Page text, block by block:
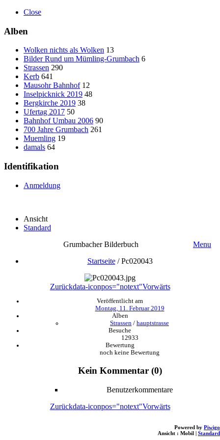
Close
Alben
Wolken nichts als Wolken 13
Bilder Rund um Mümling-Grumbach 6
Strassen 290
Kerb 641
Mausohr Bahnhof 12
Inselpicknick 2019 48
Bergkirche 2019 38
Ufertag 2017 50
Bahnhof Umbau 2006 90
700 Jahre Grumbach 261
Muemling 19
damals 64
Identifikation
Anmeldung
Ansicht
Standard
Grumbacher Bilderbuch
Menu
Startseite/Pc020043
Zurückdata-iconpos="notext"Vorwärts
Veröffentlicht am
Montag, 11. Februar 2019
Alben
Strassen / hauptstrasse
Besuche
12933
Bewertung
noch keine Bewertung
Kein Kommentar (0)
Benutzerkommentare
Zurückdata-iconpos="notext"Vorwärts
Powered by Piwigo
Ansicht : Mobil | Standard